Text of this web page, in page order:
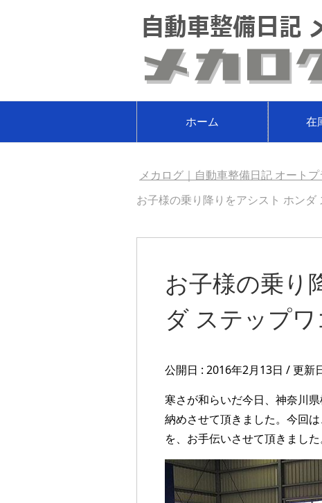
ホーム 在
メカログ｜自動車整備日記 オートプ
お子様の乗り降りをアシスト ホンダ
お子様の乗り
ダ ステップ
公開日 : 2016年2月13日 / 更新
寒さが和らいだ今日、神奈川
納めさせて頂きました。今回
を、お手伝いさせて頂きました